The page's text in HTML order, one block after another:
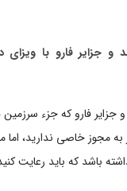
و جزایر فارو با ویزای
و جزایر فارو که جزء
به مجوز خاصی ندارید،
باشد که باید رعایت